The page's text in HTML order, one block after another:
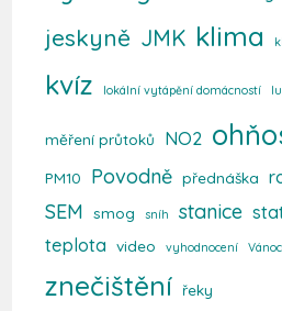
jeskyně JMK klima
kvíz lokální vytápění domácností
měření průtoků NO2
PM10 Povodně přednáška
SEM smog sníh stanice
teplota
video vyhodnocení
znečištění řeky